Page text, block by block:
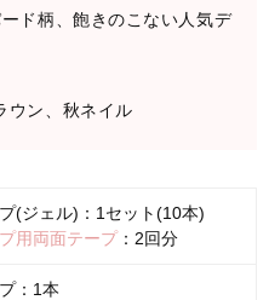
ド柄、飽きのこない人気デ
ウン、秋ネイル
(ジェル)：1セット(10本)
用両面テープ：2回分
：1本